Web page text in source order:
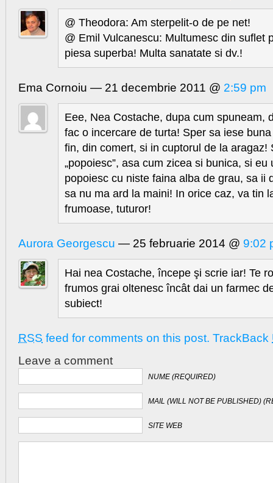
@ Theodora: Am sterpelit-o de pe net!
@ Emil Vulcanescu: Multumesc din suflet
piesa superba! Multa sanatate si dv.!
Ema Cornoiu — 21 decembrie 2011 @ 2:59 pm
Eee, Nea Costache, dupa cum spuneam,
fac o incercare de turta! Sper sa iese
fin, din comert, si in cuptorul de la aragaz!
„popoiesc”, asa cum zicea si bunica, si eu
popoiesc cu niste faina alba de grau, sa ii
sa nu ma ard la maini! In orice caz, va tin
frumoase, tuturor!
Aurora Georgescu — 25 februarie 2014 @ 9:02
Hai nea Costache, începe şi scrie iar! Te
frumos grai oltenesc încât dai un farmec
subiect!
RSS feed for comments on this post. TrackBack
Leave a comment
NUME (REQUIRED)
MAIL (WILL NOT BE PUBLISHED)
SITE WEB